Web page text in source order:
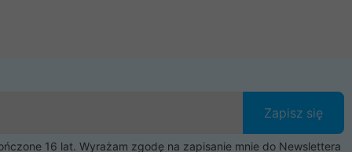
Zapisz się
16 lat. Wyrażam zgodę na zapisanie mnie do Newslettera